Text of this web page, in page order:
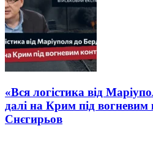
«Вся логістика від
далі на Крим під
Снєгирьов